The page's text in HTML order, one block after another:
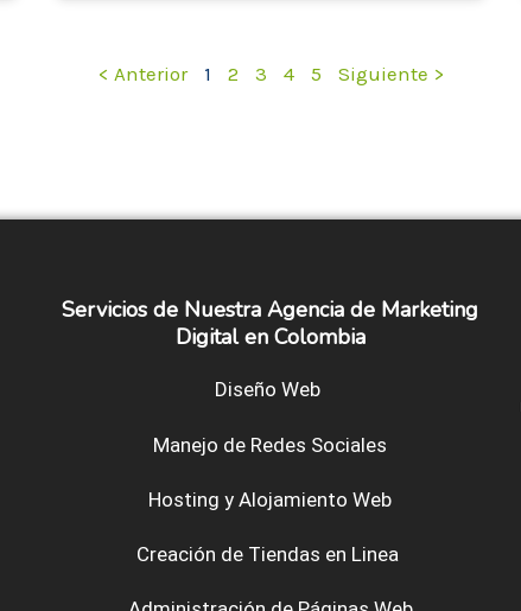
< Anterior 1 2 3 4 5 Siguiente >
Servicios de Nuestra Agencia de Marketing
Digital en Colombia
Diseño Web
Manejo de Redes Sociales
Hosting y Alojamiento Web
Creación de Tiendas en Linea